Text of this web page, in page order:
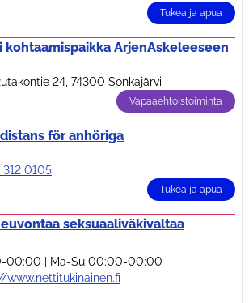
Tukea ja apua
kohtaamispaikka ArjenAskeleeseen
24, 74300 Sonkajärvi
Vapaaehtoistoiminta
för anhöriga
0105
Tukea ja apua
seksuaaliväkivaltaa
00:00
Ma-Su 00:00-00:00
www.nettitukinainen.fi